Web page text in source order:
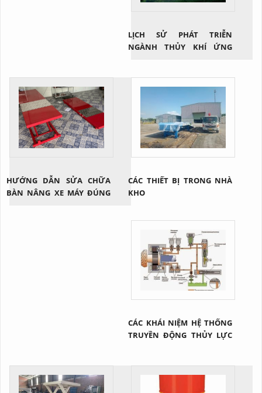
LỊCH SỬ PHÁT TRIỄN
NGÀNH THỦY KHÍ ỨNG
HƯỚNG DẪN SỬA CHỮA
BÀN NÂNG XE MÁY ĐÚNG
CÁC THIẾT BỊ TRONG NHÀ
KHO
CÁC KHÁI NIỆM HỆ THỐNG
TRUYỀN ĐỘNG THỦY LỰC